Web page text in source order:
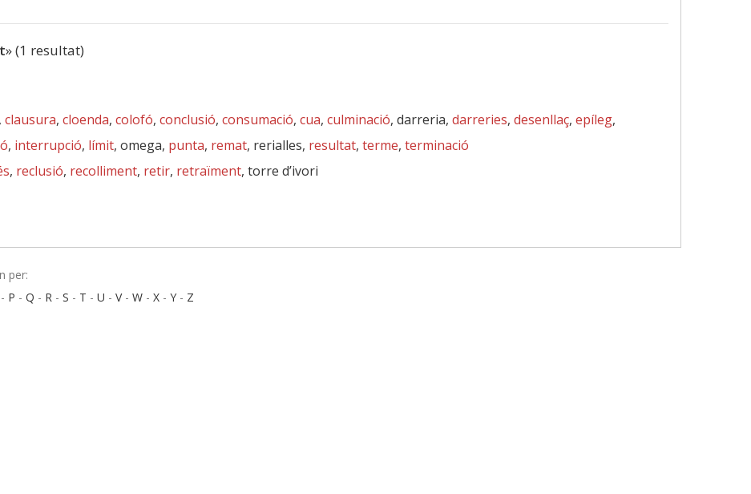
» (1 resultat)
, clausura, cloenda, colofó, conclusió, consumació, cua, culminació, darreria, darreries, desenllaç, epíleg,
, interrupció, límit, omega, punta, remat, rerialles, resultat, terme, terminació
, reclusió, recolliment, retir, retraïment, torre d’ivori
per:
- P - Q - R - S - T - U - V- W - X - Y - Z